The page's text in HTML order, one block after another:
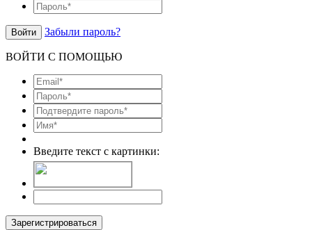
Войти Забыли пароль?
ВОЙТИ С ПОМОЩЬЮ
Введите текст с картинки:
Зарегистрироваться